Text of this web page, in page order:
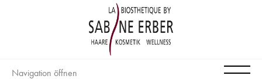
Navigation öffnen